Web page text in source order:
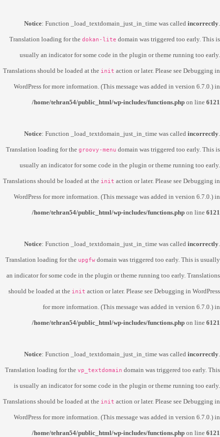
Notice: Function _load_textdomain_just_in_time was called incorrectly.
Translation loading for the dokan-lite domain was triggered too early. This is
usually an indicator for some code in the plugin or theme running too early.
Translations should be loaded at the init action or later. Please see Debugging in
WordPress for more information. (This message was added in version 6.7.0.) in
/home/tehran54/public_html/wp-includes/functions.php on line 6121
Notice: Function _load_textdomain_just_in_time was called incorrectly.
Translation loading for the groovy-menu domain was triggered too early. This is
usually an indicator for some code in the plugin or theme running too early.
Translations should be loaded at the init action or later. Please see Debugging in
WordPress for more information. (This message was added in version 6.7.0.) in
/home/tehran54/public_html/wp-includes/functions.php on line 6121
Notice: Function _load_textdomain_just_in_time was called incorrectly.
Translation loading for the upgfw domain was triggered too early. This is usually
an indicator for some code in the plugin or theme running too early. Translations
should be loaded at the init action or later. Please see Debugging in WordPress
for more information. (This message was added in version 6.7.0.) in
/home/tehran54/public_html/wp-includes/functions.php on line 6121
Notice: Function _load_textdomain_just_in_time was called incorrectly.
Translation loading for the vp_textdomain domain was triggered too early. This
is usually an indicator for some code in the plugin or theme running too early.
Translations should be loaded at the init action or later. Please see Debugging in
WordPress for more information. (This message was added in version 6.7.0.) in
/home/tehran54/public_html/wp-includes/functions.php on line 6121